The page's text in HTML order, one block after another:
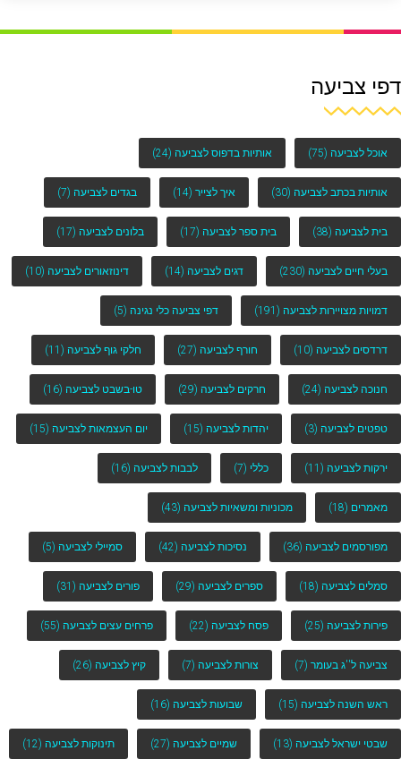
דפי צביעה
אוכל לצביעה (75) אותיות בדפוס לצביעה (24)
אותיות בכתב לצביעה (30) איך לצייר (14) בגדים לצביעה (7)
בית לצביעה (38) בית ספר לצביעה (17) בלונים לצביעה (17)
בעלי חיים לצביעה (230) דגים לצביעה (14) דינוזאורים לצביעה (10)
דמויות מצויירות לצביעה (191) דפי צביעה כלי נגינה (5)
דרדסים לצביעה (10) חורף לצביעה (27) חלקי גוף לצביעה (11)
חנוכה לצביעה (24) חרקים לצביעה (29) טו-בשבט לצביעה (16)
טפטים לצביעה (3) יהדות לצביעה (15) יום העצמאות לצביעה (15)
ירקות לצביעה (11) כללי (7) לבבות לצביעה (16)
מאמרים (18) מכוניות ומשאיות לצביעה (43)
מפורסמים לצביעה (36) נסיכות לצביעה (42) סמיילי לצביעה (5)
סמלים לצביעה (18) ספרים לצביעה (29) פורים לצביעה (31)
פירות לצביעה (25) פסח לצביעה (22) פרחים עצים לצביעה (55)
צביעה ל''ג בעומר (7) צורות לצביעה (7) קיץ לצביעה (26)
ראש השנה לצביעה (15) שבועות לצביעה (16)
שבטי ישראל לצביעה (13) שמיים לצביעה (27) תינוקות לצביעה (12)